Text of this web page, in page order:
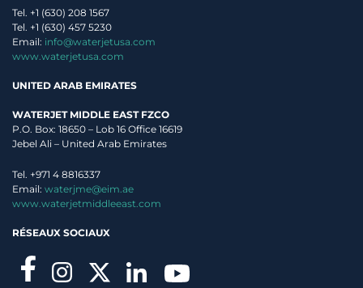
Tel. +1 (630) 208 1567
Tel. +1 (630) 457 5230
Email: info@waterjetusa.com
www.waterjetusa.com
UNITED ARAB EMIRATES
WATERJET MIDDLE EAST FZCO
P.O. Box: 18650 – Lob 16 Office 16619
Jebel Ali – United Arab Emirates
Tel. +971 4 8816337
Email: waterjme@eim.ae
www.waterjetmiddleeast.com
RÉSEAUX SOCIAUX